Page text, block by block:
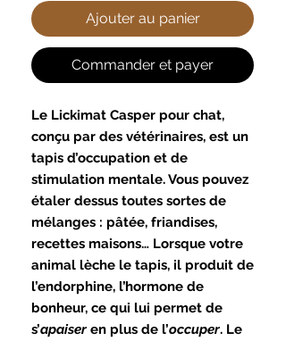
Ajouter au panier
Commander et payer
Le Lickimat Casper pour chat,
conçu par des vétérinaires, est un
tapis d’occupation et de
stimulation mentale. Vous pouvez
étaler dessus toutes sortes de
mélanges : pâtée, friandises,
recettes maisons… Lorsque votre
animal lèche le tapis, il produit de
l’endorphine, l’hormone de
bonheur, ce qui lui permet de
s’apaiser en plus de l’occuper. Le